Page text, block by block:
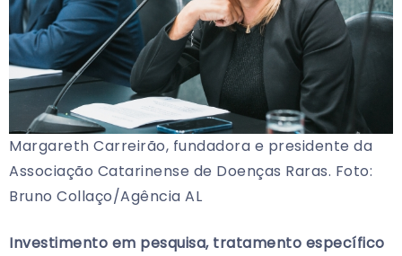
Margareth Carreirão, fundadora e presidente da
Associação Catarinense de Doenças Raras. Foto:
Bruno Collaço/Agência AL
Investimento em pesquisa, tratamento específico